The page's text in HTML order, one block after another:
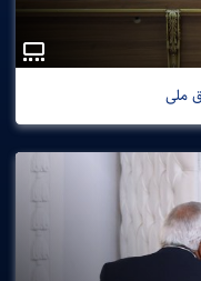
ملی